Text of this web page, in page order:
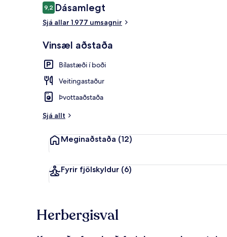
Umsagnir
9,29,2 af 10
Dásamlegt
Sjá allar 1.977 umsagnir
Vinsæl aðstaða
Bílastæði í boði
Veitingastaður
Þvottaaðstaða
Sjá allt
Meginaðstaða (12)
Fyrir fjölskyldur (6)
Herbergisval